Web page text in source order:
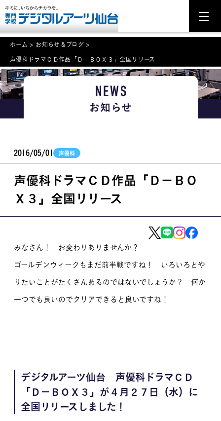
NEWS
学科・専攻案内
学校案内
イベント案内
学びの環境
留学生のみなさま
保護者のみなさま
企業のみなさま
交通アクセス
学校情報公開
よくある質問
個人情報保護
サイトマップ
ホーム > お知らせ＆ブログ >
声優科ドラマＣＤ作品「Ｄ－ＢＯＸ３」全国リリース
NEWS
お知らせ
2016/05/01 声優科
声優科ドラマＣＤ作品「Ｄ－ＢＯ
Ｘ３」全国リリース
みなさん！ お変わりありませんか？
ゴールデンウィークもまだ前半戦ですね！ いろいろとや
りたいことがたくさんあるのではないでしょうか？ 何か
一つでも良いのでクリアできると良いですね！
デジタルアーツ仙台 声優科ドラマＣＤ
「Ｄ－ＢＯＸ３」が４月２７日（水）に
全国リリースしました！